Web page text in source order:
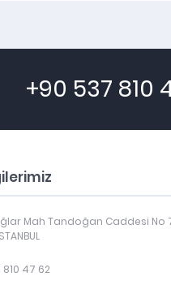
+90 537 810
Mah Tandoğan Caddesi No
47 62